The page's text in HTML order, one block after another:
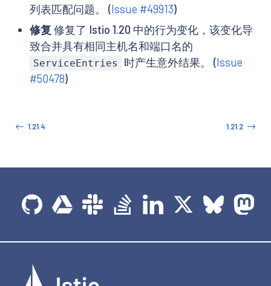
列表匹配问题。 (Issue #49913)
修复 修复了 Istio 1.20 中的行为变化，该变化导
致合并具有相同主机名和端口名的
ServiceEntries 时产生意外结果。 (Issue
#50478)
1.21.4 1.21.2